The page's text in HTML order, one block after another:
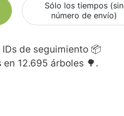
Sólo los tiempos (sin
número de envío)
IDs de seguimiento 📦
en 12.695 árboles 🌳.